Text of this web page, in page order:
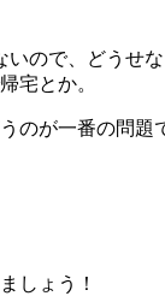
ので、どうせ
宅とか。
のが一番の問題
しょう！